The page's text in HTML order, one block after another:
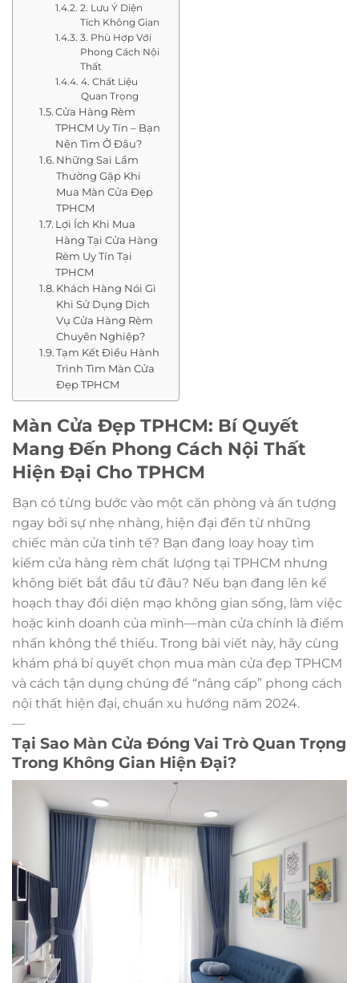
2. Lưu Ý Diện
Tích Không Gian
3. Phù Hợp Với
Phong Cách Nội
Thất
4. Chất Liệu
Quan Trọng
Cửa Hàng Rèm
TPHCM Uy Tín – Bạn
Nên Tìm Ở Đâu?
Những Sai Lầm
Thường Gặp Khi
Mua Màn Cửa Đẹp
TPHCM
Lợi Ích Khi Mua
Hàng Tại Cửa Hàng
Rèm Uy Tín Tại
TPHCM
Khách Hàng Nói Gì
Khi Sử Dụng Dịch
Vụ Cửa Hàng Rèm
Chuyên Nghiệp?
Tạm Kết Điều Hành
Trình Tìm Màn Cửa
Đẹp TPHCM
Màn Cửa Đẹp TPHCM: Bí Quyết
Mang Đến Phong Cách Nội Thất
Hiện Đại Cho TPHCM
Bạn có từng bước vào một căn phòng và ấn tượng
ngay bởi sự nhẹ nhàng, hiện đại đến từ những
chiếc màn cửa tinh tế? Bạn đang loay hoay tìm
kiếm cửa hàng rèm chất lượng tại TPHCM nhưng
không biết bắt đầu từ đâu? Nếu bạn đang lên kế
hoạch thay đổi diện mạo không gian sống, làm việc
hoặc kinh doanh của mình—màn cửa chính là điểm
nhấn không thể thiếu. Trong bài viết này, hãy cùng
khám phá bí quyết chọn mua màn cửa đẹp TPHCM
và cách tận dụng chúng để “nâng cấp” phong cách
nội thất hiện đại, chuẩn xu hướng năm 2024.
—
Tại Sao Màn Cửa Đóng Vai Trò Quan Trọng
Trong Không Gian Hiện Đại?